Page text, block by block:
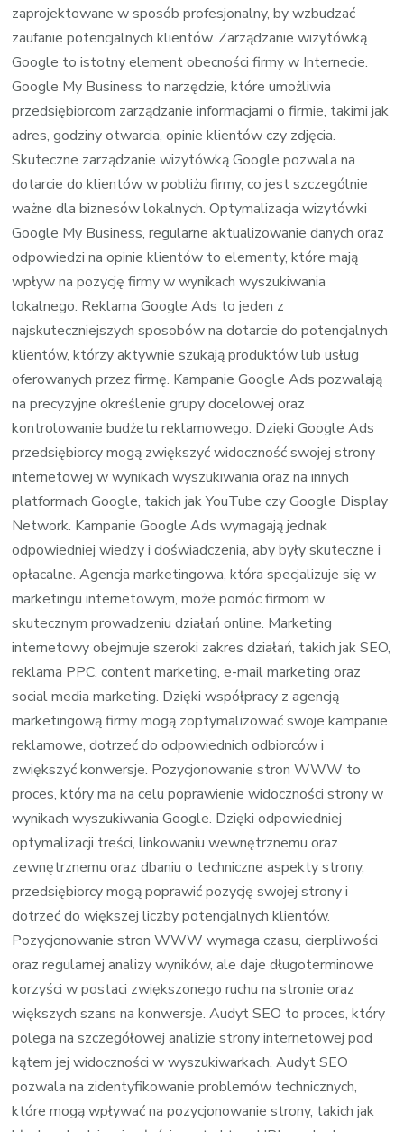
zaprojektowane w sposób profesjonalny, by wzbudzać
zaufanie potencjalnych klientów. Zarządzanie wizytówką
Google to istotny element obecności firmy w Internecie.
Google My Business to narzędzie, które umożliwia
przedsiębiorcom zarządzanie informacjami o firmie, takimi jak
adres, godziny otwarcia, opinie klientów czy zdjęcia.
Skuteczne zarządzanie wizytówką Google pozwala na
dotarcie do klientów w pobliżu firmy, co jest szczególnie
ważne dla biznesów lokalnych. Optymalizacja wizytówki
Google My Business, regularne aktualizowanie danych oraz
odpowiedzi na opinie klientów to elementy, które mają
wpływ na pozycję firmy w wynikach wyszukiwania
lokalnego. Reklama Google Ads to jeden z
najskuteczniejszych sposobów na dotarcie do potencjalnych
klientów, którzy aktywnie szukają produktów lub usług
oferowanych przez firmę. Kampanie Google Ads pozwalają
na precyzyjne określenie grupy docelowej oraz
kontrolowanie budżetu reklamowego. Dzięki Google Ads
przedsiębiorcy mogą zwiększyć widoczność swojej strony
internetowej w wynikach wyszukiwania oraz na innych
platformach Google, takich jak YouTube czy Google Display
Network. Kampanie Google Ads wymagają jednak
odpowiedniej wiedzy i doświadczenia, aby były skuteczne i
opłacalne. Agencja marketingowa, która specjalizuje się w
marketingu internetowym, może pomóc firmom w
skutecznym prowadzeniu działań online. Marketing
internetowy obejmuje szeroki zakres działań, takich jak SEO,
reklama PPC, content marketing, e-mail marketing oraz
social media marketing. Dzięki współpracy z agencją
marketingową firmy mogą zoptymalizować swoje kampanie
reklamowe, dotrzeć do odpowiednich odbiorców i
zwiększyć konwersje. Pozycjonowanie stron WWW to
proces, który ma na celu poprawienie widoczności strony w
wynikach wyszukiwania Google. Dzięki odpowiedniej
optymalizacji treści, linkowaniu wewnętrznemu oraz
zewnętrznemu oraz dbaniu o techniczne aspekty strony,
przedsiębiorcy mogą poprawić pozycję swojej strony i
dotrzeć do większej liczby potencjalnych klientów.
Pozycjonowanie stron WWW wymaga czasu, cierpliwości
oraz regularnej analizy wyników, ale daje długoterminowe
korzyści w postaci zwiększonego ruchu na stronie oraz
większych szans na konwersje. Audyt SEO to proces, który
polega na szczegółowej analizie strony internetowej pod
kątem jej widoczności w wyszukiwarkach. Audyt SEO
pozwala na zidentyfikowanie problemów technicznych,
które mogą wpływać na pozycjonowanie strony, takich jak